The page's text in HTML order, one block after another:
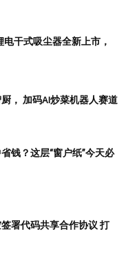
电干式吸尘器全新上市，
， 加码AI炒菜机器人赛道
钱？这层“窗户纸”今天必
署代码共享合作协议 打